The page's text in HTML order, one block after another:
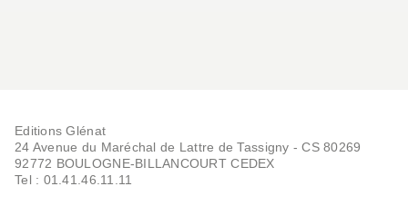
Editions Glénat
24 Avenue du Maréchal de Lattre de Tassigny - CS 80269
92772 BOULOGNE-BILLANCOURT CEDEX
Tel : 01.41.46.11.11